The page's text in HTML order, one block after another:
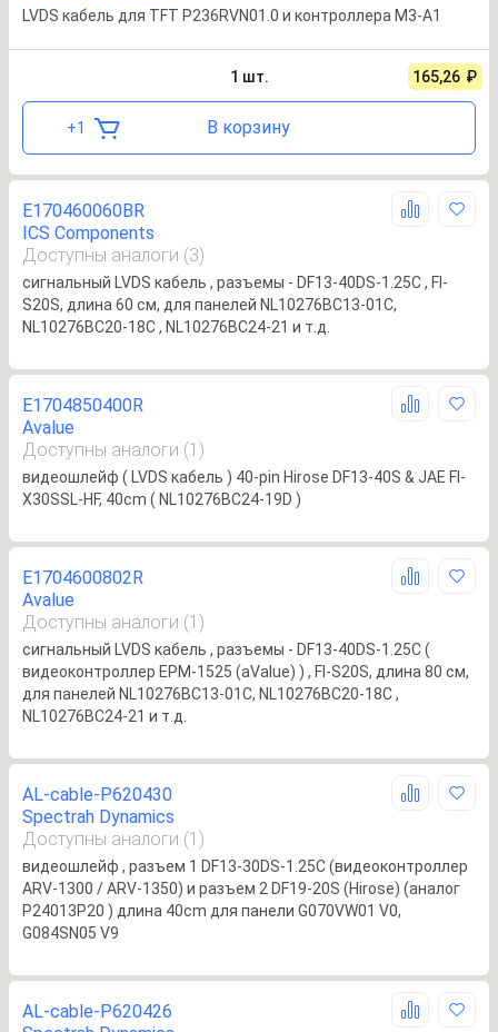
LVDS кабель для TFT P236RVN01.0 и контроллера M3-A1
1 шт. 165,26 ₽
+1 В корзину
E170460060BR
ICS Components
Доступны аналоги (3)
сигнальный LVDS кабель , разъемы - DF13-40DS-1.25C , FI-
S20S, длина 60 cм, для панелей NL10276BC13-01С,
NL10276BC20-18C , NL10276BC24-21 и т.д.
E1704850400R
Avalue
Доступны аналоги (1)
видеошлейф ( LVDS кабель ) 40-pin Hirose DF13-40S & JAE FI-
X30SSL-HF, 40cm ( NL10276BC24-19D )
E1704600802R
Avalue
Доступны аналоги (1)
сигнальный LVDS кабель , разъемы - DF13-40DS-1.25C (
видеоконтроллер EPM-1525 (aValue) ) , FI-S20S, длина 80 cм,
для панелей NL10276BC13-01С, NL10276BC20-18C ,
NL10276BC24-21 и т.д.
AL-cable-P620430
Spectrah Dynamics
Доступны аналоги (1)
видеошлейф , разъем 1 DF13-30DS-1.25C (видеоконтроллер
ARV-1300 / ARV-1350) и разъем 2 DF19-20S (Hirose) (аналог
P24013P20 ) длина 40cm для панели G070VW01 V0,
G084SN05 V9
AL-cable-P620426